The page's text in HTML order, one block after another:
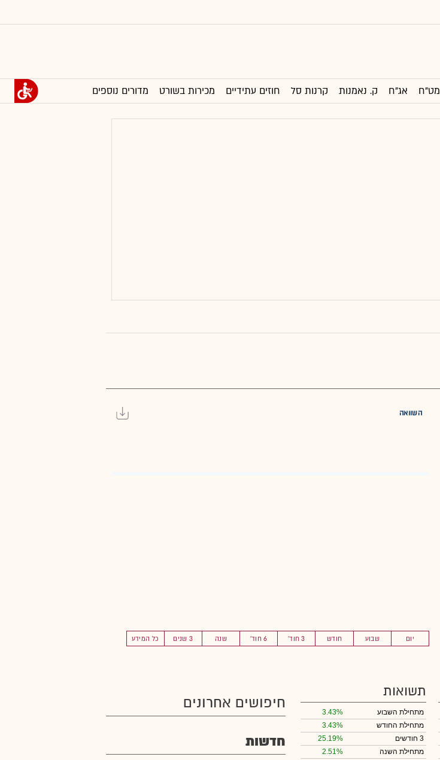
מט"ח אג"ח ק. נאמנות קרנות סל חוזים עתידיים מכירות בשורט מדורים נוספים
השוואה
יום שבוע חודש 3 חוד' 6 חוד' שנה 3 שנים כל המידע
תשואות
מתחילת השבוע
3.43%
מתחילת החודש
3.43%
3 חודשים
25.19%
מתחילת השנה
2.51%
חיפושים אחרונים
חדשות